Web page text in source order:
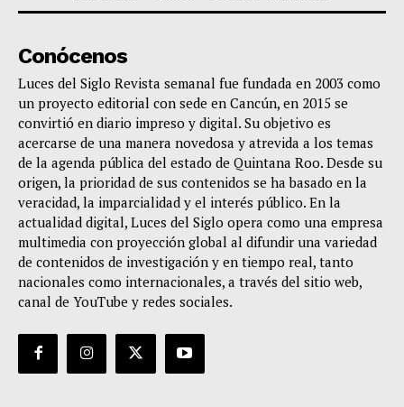
Conócenos
Luces del Siglo Revista semanal fue fundada en 2003 como
un proyecto editorial con sede en Cancún, en 2015 se
convirtió en diario impreso y digital. Su objetivo es
acercarse de una manera novedosa y atrevida a los temas
de la agenda pública del estado de Quintana Roo. Desde su
origen, la prioridad de sus contenidos se ha basado en la
veracidad, la imparcialidad y el interés público. En la
actualidad digital, Luces del Siglo opera como una empresa
multimedia con proyección global al difundir una variedad
de contenidos de investigación y en tiempo real, tanto
nacionales como internacionales, a través del sitio web,
canal de YouTube y redes sociales.